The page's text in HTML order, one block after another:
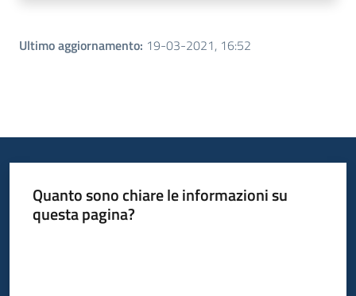
Ultimo aggiornamento: 19-03-2021, 16:52
Quanto sono chiare le informazioni su
questa pagina?